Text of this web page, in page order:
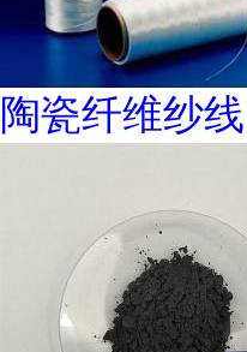
陶瓷纤维纱